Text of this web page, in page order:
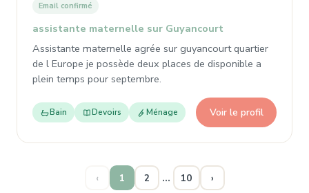
Email confirmé
assistante maternelle sur Guyancourt
Assistante maternelle agrée sur guyancourt quartier
de l Europe je possède deux places de disponible a
plein temps pour septembre.
Bain Devoirs Ménage Voir le profil
‹ 1 2 … 10 ›